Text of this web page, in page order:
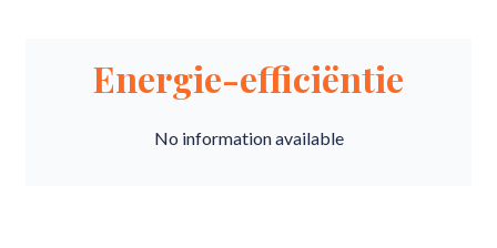
Energie-efficiëntie
No information available